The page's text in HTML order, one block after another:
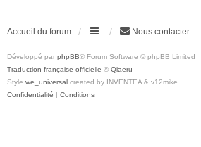
Accueil du forum Nous contacter
Développé par phpBB® Forum Software © phpBB Limited
Traduction française officielle © Qiaeru
Style we_universal created by INVENTEA & v12mike
Confidentialité | Conditions